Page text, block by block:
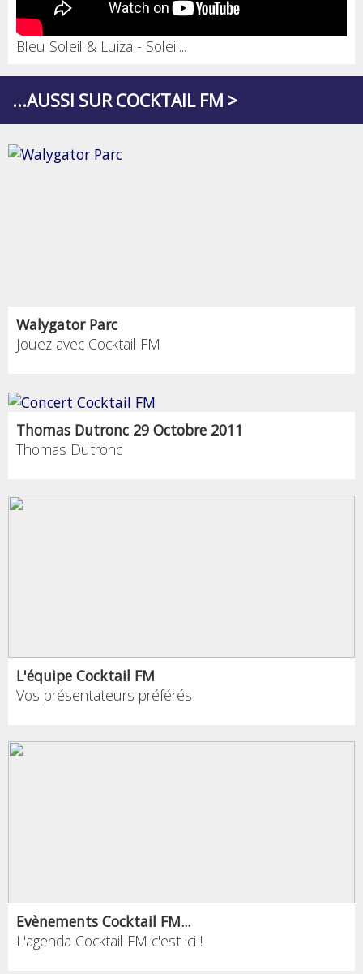
Bleu Soleil & Luiza - Soleil...
...AUSSI SUR COCKTAIL FM >
Walygator Parc
Jouez avec Cocktail FM
Thomas Dutronc 29 Octobre 2011
Thomas Dutronc
L'équipe Cocktail FM
Vos présentateurs préférés
Evènements Cocktail FM...
L'agenda Cocktail FM c'est ici !